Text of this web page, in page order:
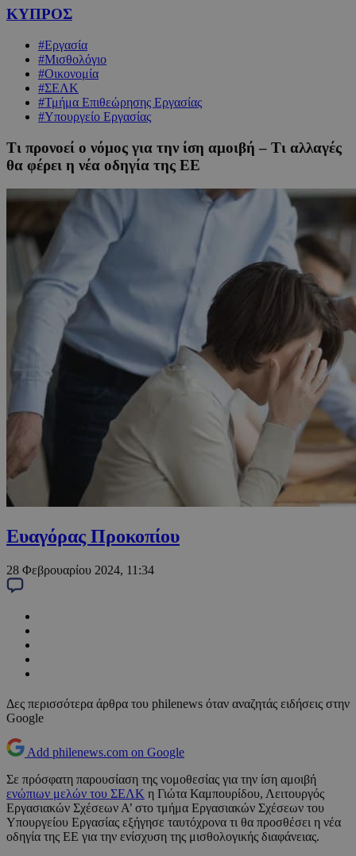
ΚΥΠΡΟΣ
#Εργασία
#Μισθολόγιο
#Οικονομία
#ΣΕΛΚ
#Τμήμα Επιθεώρησης Εργασίας
#Υπουργείο Εργασίας
Τι προνοεί ο νόμος για την ίση αμοιβή – Τι αλλαγές
θα φέρει η νέα οδηγία της ΕΕ
Ευαγόρας Προκοπίου
28 Φεβρουαρίου 2024, 11:34
Δες περισσότερα άρθρα του philenews όταν αναζητάς ειδήσεις στην
Google
Add philenews.com on Google
Σε πρόσφατη παρουσίαση της νομοθεσίας για την ίση αμοιβή
ενώπιων μελών του ΣΕΛΚ η Γιώτα Καμπουρίδου, Λειτουργός
Εργασιακών Σχέσεων Α’ στο τμήμα Εργασιακών Σχέσεων του
Υπουργείου Εργασίας εξήγησε ταυτόχρονα τι θα προσθέσει η νέα
οδηγία της ΕΕ για την ενίσχυση της μισθολογικής διαφάνειας.